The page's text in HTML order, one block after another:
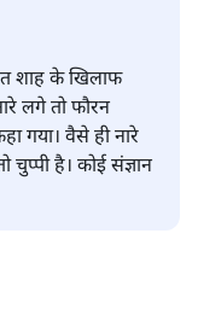
शाह के खिलाफ
लगे तो फौरन
गया। वैसे ही नारे
चुप्पी है। कोई संज्ञान